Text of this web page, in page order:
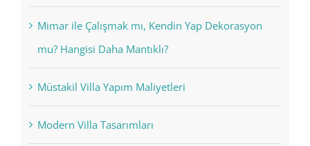
Mimar ile Çalışmak mı, Kendin Yap Dekorasyon
mu? Hangisi Daha Mantıklı?
Müstakil Villa Yapım Maliyetleri
Modern Villa Tasarımları